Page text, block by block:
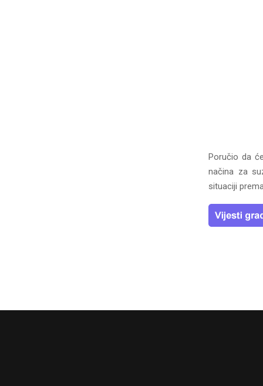
Poručio da
načina za
situaciji